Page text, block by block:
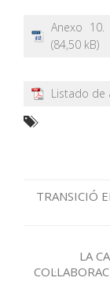
Anexo 10.
Listado de
TRANSICIÓ
LA